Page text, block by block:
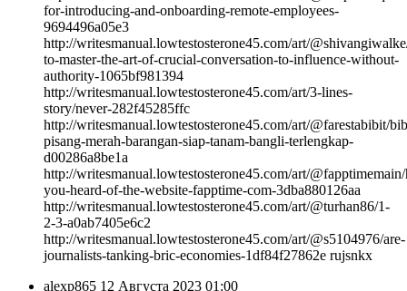
for-introducing-and-onboarding-remote-employees-
9694496a05e3
http://writesmanual.lowtestosterone45.com/art/
to-master-the-art-of-crucial-conversation-to-influence-without-
authority-1065bf981394
http://writesmanual.lowtestosterone45.com/art/3-lines-
story/never-282f45285ffc
http://writesmanual.lowtestosterone45.com/art/@farestabibit/
pisang-merah-barangan-siap-tanam-bangli-terlengkap-
d00286a8be1a
http://writesmanual.lowtestosterone45.com/art/
you-heard-of-the-website-fapptime-com-3dba880126aa
http://writesmanual.lowtestosterone45.com/art/@turhan86/1-
2-3-a0ab7405e6c2
http://writesmanual.lowtestosterone45.com/art/@s5104976/are-
journalists-tanking-bric-economies-1df84f27862e rujsnkx
alexp865 12 Августа 2023 01:00